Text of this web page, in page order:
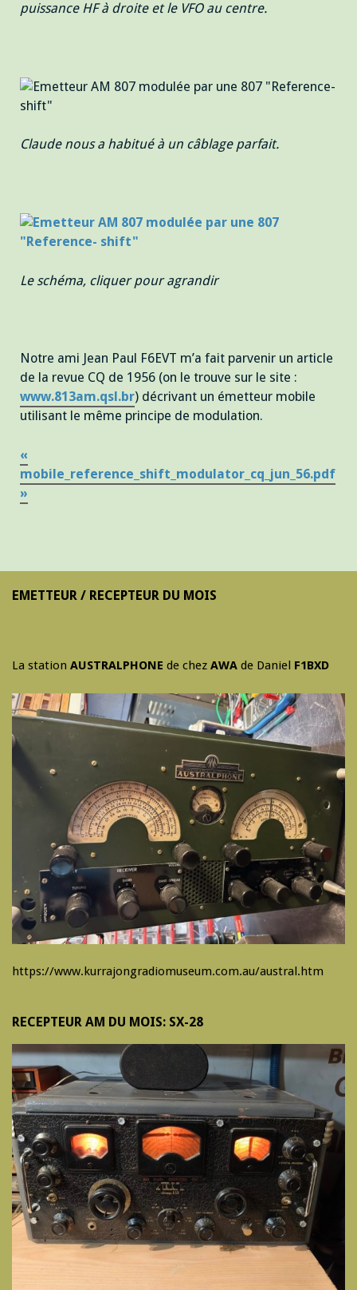
puissance HF à droite et le VFO au centre.
Claude nous a habitué à un câblage parfait.
Le schéma, cliquer pour agrandir
Notre ami Jean Paul F6EVT m’a fait parvenir un article
de la revue CQ de 1956 (on le trouve sur le site :
www.813am.qsl.br) décrivant un émetteur mobile
utilisant le même principe de modulation.
«
mobile_reference_shift_modulator_cq_jun_56.pdf
»
EMETTEUR / RECEPTEUR DU MOIS
La station AUSTRALPHONE de chez AWA de Daniel F1BXD
https://www.kurrajongradiomuseum.com.au/austral.htm
RECEPTEUR AM DU MOIS: SX-28